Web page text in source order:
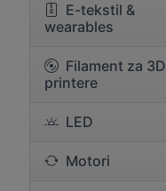
E-tekstil &
wearables
Filament za 3D
printere
LED
Motori